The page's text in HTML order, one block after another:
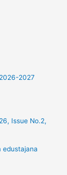
2027
Issue No.2,
edustajana